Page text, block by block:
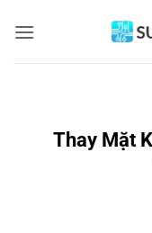
qua
Thay Mặt